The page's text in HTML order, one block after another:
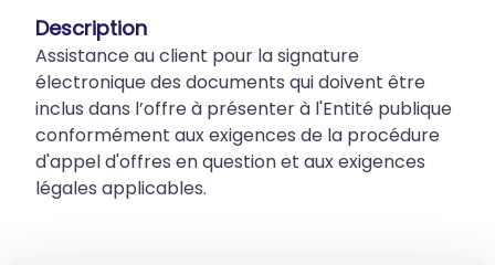
Description
Assistance au client pour la signature
électronique des documents qui doivent être
inclus dans l’offre à présenter à l'Entité publique
conformément aux exigences de la procédure
d'appel d'offres en question et aux exigences
légales applicables.